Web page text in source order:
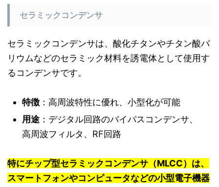
セラミックコンデンサ
セラミックコンデンサは、酸化チタンやチタン酸バ
リウムなどのセラミック材料を誘電体として使用す
るコンデンサです。
特徴 ：高周波特性に優れ、小型化が可能
用途 ：デジタル回路のバイパスコンデンサ、
高周波フィルタ、RF回路
特にチップ型セラミックコンデンサ（MLCC）は、
スマートフォンやコンピュータなどの小型電子機器